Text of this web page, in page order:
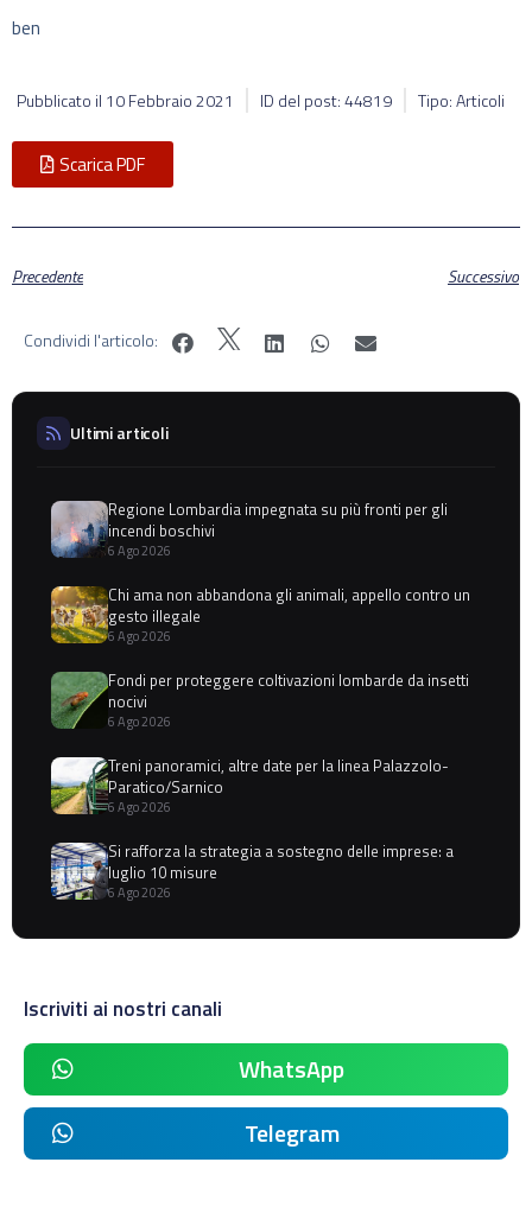
ben
Pubblicato il 10 Febbraio 2021 ID del post: 44819 Tipo: Articoli
Scarica PDF
Precedente Successivo
Condividi l'articolo:
Ultimi articoli
Regione Lombardia impegnata su più fronti per gli
incendi boschivi
6 Ago 2026
Chi ama non abbandona gli animali, appello contro un
gesto illegale
6 Ago 2026
Fondi per proteggere coltivazioni lombarde da insetti
nocivi
6 Ago 2026
Treni panoramici, altre date per la linea Palazzolo-
Paratico/Sarnico
6 Ago 2026
Si rafforza la strategia a sostegno delle imprese: a
luglio 10 misure
6 Ago 2026
Iscriviti ai nostri canali
WhatsApp
Telegram